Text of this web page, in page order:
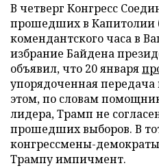
В четверг Конгресс
прошедших в Капитолии
комендантского часа в
избрание Байдена
объявил, что 20 января
упорядоченная
этом, по словам
лидера, Трамп не
прошедших выборов. В
конгрессмены-демократы
Трампу импичмент.